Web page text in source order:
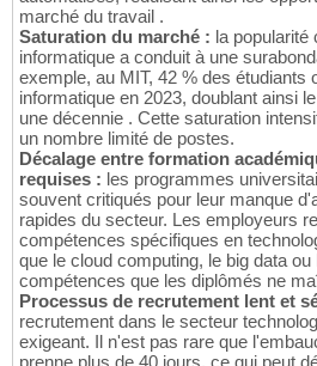
marché du travail .
Saturation du marché : la popularité
informatique a conduit à une
exemple, au MIT, 42 % des étudiants
informatique en 2023, doublant ainsi
une décennie . Cette saturation
un nombre limité de postes.
Décalage entre formation
requises : les programmes
souvent critiqués pour leur manque
rapides du secteur. Les employeurs
compétences spécifiques en
que le cloud computing, le big data
compétences que les diplômés ne
Processus de recrutement lent et
recrutement dans le secteur
exigeant. Il n'est pas rare que